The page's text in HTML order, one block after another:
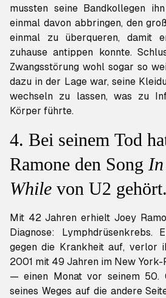
mussten seine Bandkollegen
einmal davon abbringen, den
einmal zu überqueren, damit
zuhause antippen konnte.
Zwangsstörung wohl sogar so
dazu in der Lage war, seine
wechseln zu lassen, was zu
Körper führte.
4. Bei seinem Tod
Ramone den Song
While von U2 gehört.
Mit 42 Jahren erhielt Joey
Diagnose: Lymphdrüsenkrebs.
gegen die Krankheit auf, verlor
2001 mit 49 Jahren im New
— einen Monat vor seinem 50.
seines Weges auf die andere